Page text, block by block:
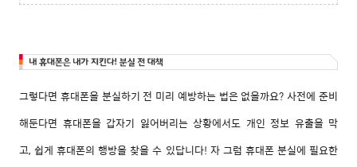
그렇다면 휴대폰을 분실하기 전 미리 예방하는 법은 없을까요? 사전에 준비
해둔다면 휴대폰을 갑자기 잃어버리는 상황에서도 개인 정보 유출을 막
고, 쉽게 휴대폰의 행방을 찾을 수 있답니다! 자 그럼 휴대폰 분실에 필요한